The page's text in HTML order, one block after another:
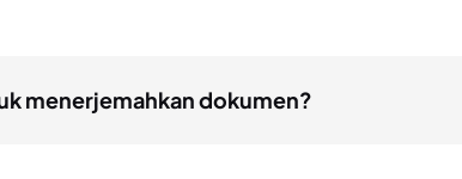
menerjemahkan dokumen?